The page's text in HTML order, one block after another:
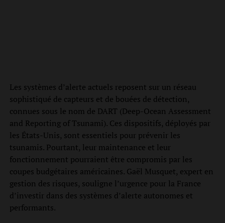
Les systèmes d’alerte actuels reposent sur un réseau
sophistiqué de capteurs et de bouées de détection,
connues sous le nom de DART (Deep-Ocean Assessment
and Reporting of Tsunami). Ces dispositifs, déployés par
les États-Unis, sont essentiels pour prévenir les
tsunamis. Pourtant, leur maintenance et leur
fonctionnement pourraient être compromis par les
coupes budgétaires américaines. Gaël Musquet, expert en
gestion des risques, souligne l’urgence pour la France
d’investir dans des systèmes d’alerte autonomes et
performants.